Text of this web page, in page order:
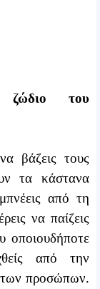
του
βάζεις τους
τα κάστανα
από τη
να παίζεις
οποιουδήποτε
από την
προσώπων.